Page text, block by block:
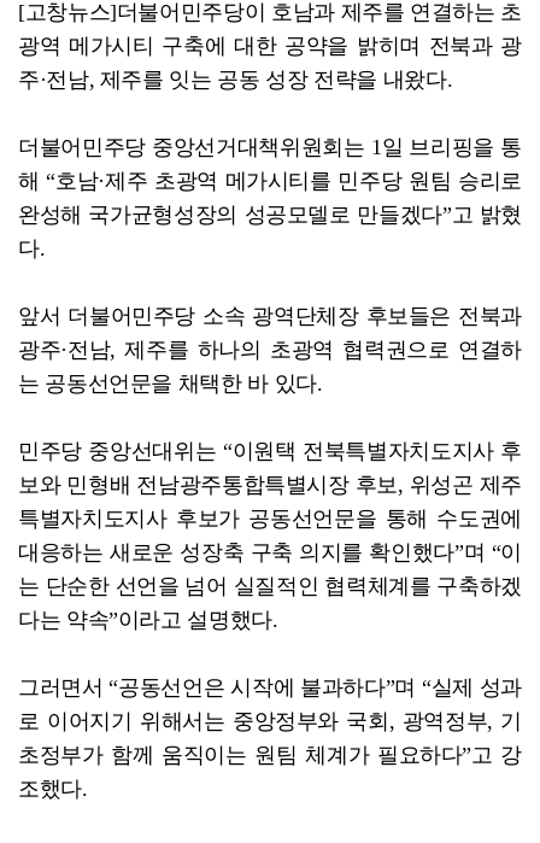
[고창뉴스]더불어민주당이 호남과 제주를 연결하는 초
광역 메가시티 구축에 대한 공약을 밝히며 전북과 광
주·전남, 제주를 잇는 공동 성장 전략을 내왔다.
더불어민주당 중앙선거대책위원회는 1일 브리핑을 통
해 “호남·제주 초광역 메가시티를 민주당 원팀 승리로
완성해 국가균형성장의 성공모델로 만들겠다”고 밝혔
다.
앞서 더불어민주당 소속 광역단체장 후보들은 전북과
광주·전남, 제주를 하나의 초광역 협력권으로 연결하
는 공동선언문을 채택한 바 있다.
민주당 중앙선대위는 “이원택 전북특별자치도지사 후
보와 민형배 전남광주통합특별시장 후보, 위성곤 제주
특별자치도지사 후보가 공동선언문을 통해 수도권에
대응하는 새로운 성장축 구축 의지를 확인했다”며 “이
는 단순한 선언을 넘어 실질적인 협력체계를 구축하겠
다는 약속”이라고 설명했다.
그러면서 “공동선언은 시작에 불과하다”며 “실제 성과
로 이어지기 위해서는 중앙정부와 국회, 광역정부, 기
초정부가 함께 움직이는 원팀 체계가 필요하다”고 강
조했다.